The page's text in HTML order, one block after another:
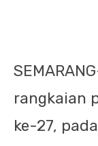
rangkaian
ke-27,